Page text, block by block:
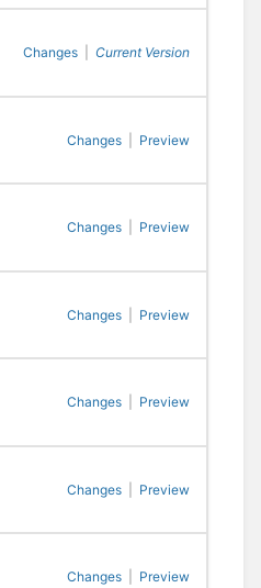
Changes Current Version
Changes Preview
Changes Preview
Changes Preview
Changes Preview
Changes Preview
Changes Preview